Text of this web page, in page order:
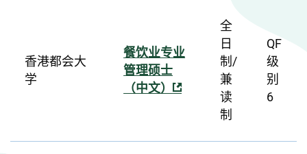
香港都会大
学
餐饮业专业
管理硕士
（中文）
全
日
制/
兼
读
制
QF
级
别
6